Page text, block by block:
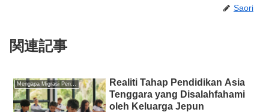
Saori
関連記事
Mengapa Migrasi Pendidikan
Realiti Tahap Pendidikan Asia
Tenggara yang Disalahfahami
oleh Keluarga Jepun